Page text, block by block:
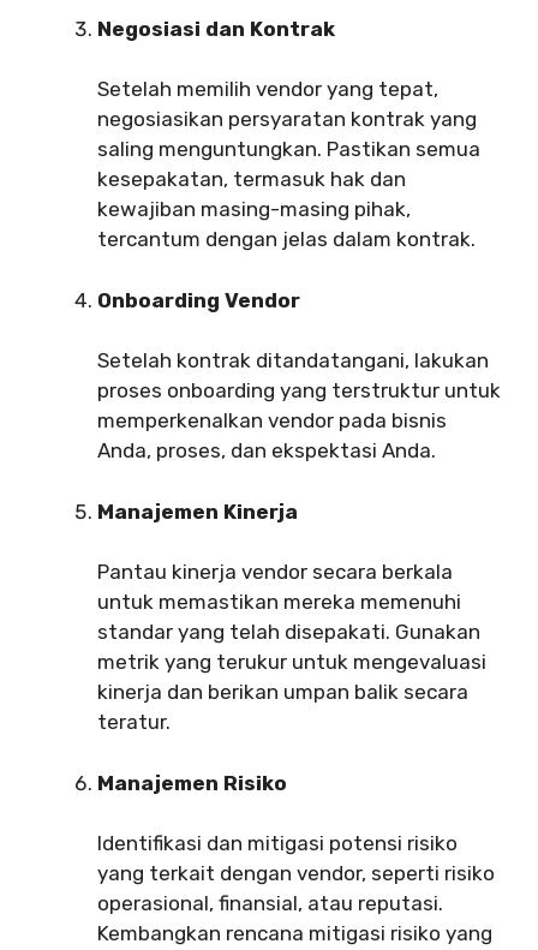
Negosiasi dan Kontrak
Setelah memilih vendor yang tepat,
negosiasikan persyaratan kontrak yang
saling menguntungkan. Pastikan semua
kesepakatan, termasuk hak dan
kewajiban masing-masing pihak,
tercantum dengan jelas dalam kontrak.
Onboarding Vendor
Setelah kontrak ditandatangani, lakukan
proses onboarding yang terstruktur untuk
memperkenalkan vendor pada bisnis
Anda, proses, dan ekspektasi Anda.
Manajemen Kinerja
Pantau kinerja vendor secara berkala
untuk memastikan mereka memenuhi
standar yang telah disepakati. Gunakan
metrik yang terukur untuk mengevaluasi
kinerja dan berikan umpan balik secara
teratur.
Manajemen Risiko
Identifikasi dan mitigasi potensi risiko
yang terkait dengan vendor, seperti risiko
operasional, finansial, atau reputasi.
Kembangkan rencana mitigasi risiko yang